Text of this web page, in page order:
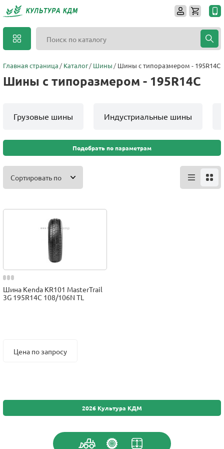
Главная страница Каталог Шины Шины с типоразмером - 195R14C
Шины с типоразмером - 195R14C
Грузовые шины Индустриальные шины
Подобрать по параметрам
Сортировать по
Шина Kenda KR101 MasterTrail
3G 195R14C 108/106N TL
Цена по запросу
2026 Культура КДМ